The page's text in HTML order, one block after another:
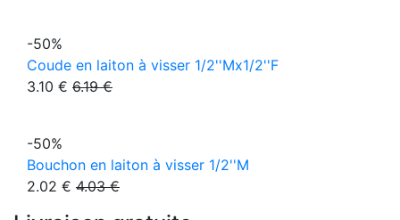
-50%
Coude en laiton à visser 1/2''Mx1/2''F
3.10 € 6.19 €
-50%
Bouchon en laiton à visser 1/2''M
2.02 € 4.03 €